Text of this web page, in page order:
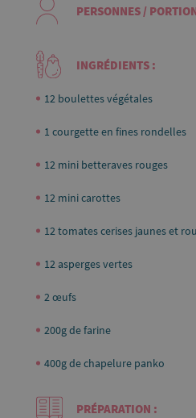
PERSONNES /
INGRÉDIENTS :
12 boulettes végétales
1 courgette en fines rondelles
12 mini betteraves rouges
12 mini carottes
12 tomates cerises jaunes et
12 asperges vertes
2 œufs
200g de farine
400g de chapelure panko
PRÉPARATION :